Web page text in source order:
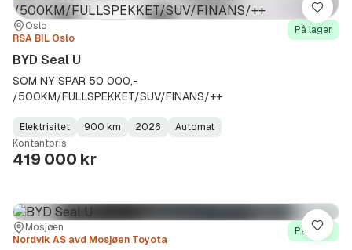
Sted:
Oslo
Forhandler:
RSA BIL Oslo
På lager
BYD Seal U
SOM NY SPAR 50 000,-
/500KM/FULLSPEKKET/SUV/FINANS/++
Fuel
Type:
Elektrisitet
Kilometerstand:
900 km
Model
Year:
2026
Gearbox
Type:
Automat
Kontantpris
419 000 kr
Lagre
Sted:Mosjøen
Forhandler:
Nordvik AS avd Mosjøen Toyota
På lager
Lagre